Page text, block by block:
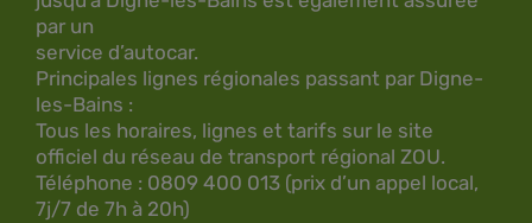
par un
service d’autocar.
Principales lignes régionales passant par Digne-
les-Bains :
Tous les horaires, lignes et tarifs sur le site
officiel du réseau de transport régional ZOU.
Téléphone : 0809 400 013 (prix d’un appel local,
7j/7 de 7h à 20h)